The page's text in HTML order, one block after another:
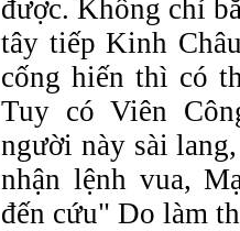
được. Không chỉ
tây tiếp Kinh
cống hiến thì có
Tuy có Viên
người này sài
nhận lệnh vua,
đến cứu" Do làm